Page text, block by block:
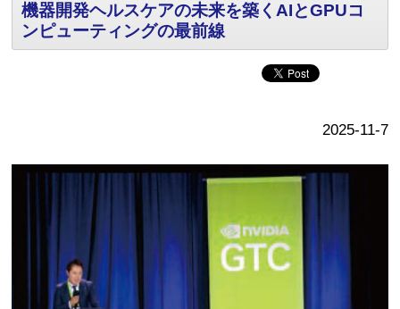
機器開発ヘルスケアの未来を築くAIとGPUコ
ンピューティングの最前線
2025-11-7